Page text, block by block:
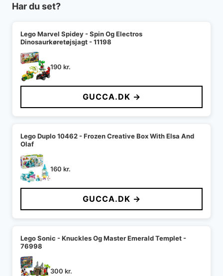
Har du set?
Lego Marvel Spidey - Spin Og Electros
Dinosaurkøretøjsjagt - 11198
190 kr.
GUCCA.DK →
Lego Duplo 10462 - Frozen Creative Box With Elsa And
Olaf
160 kr.
GUCCA.DK →
Lego Sonic - Knuckles Og Master Emerald Templet -
76998
300 kr.